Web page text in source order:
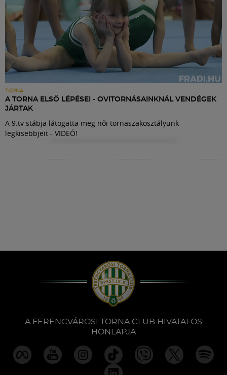
TORNA
A TORNA ELSŐ LÉPÉSEI - OVITORNÁSAINKNÁL VENDÉGEK
JÁRTAK
A 9.tv stábja látogatta meg női tornaszakosztályunk
legkisebbjeit - VIDEÓ!
A FERENCVÁROSI TORNA CLUB HIVATALOS
HONLAPJA
Klub
Szolgáltatások
Shop